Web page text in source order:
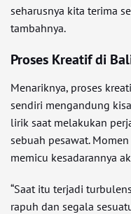
seharusnya kita terima
tambahnya.
Proses Kreatif di
Menariknya, proses
sendiri mengandung
lirik saat melakukan
sebuah pesawat.
memicu kesadarannya
“Saat itu terjadi
rapuh dan segala